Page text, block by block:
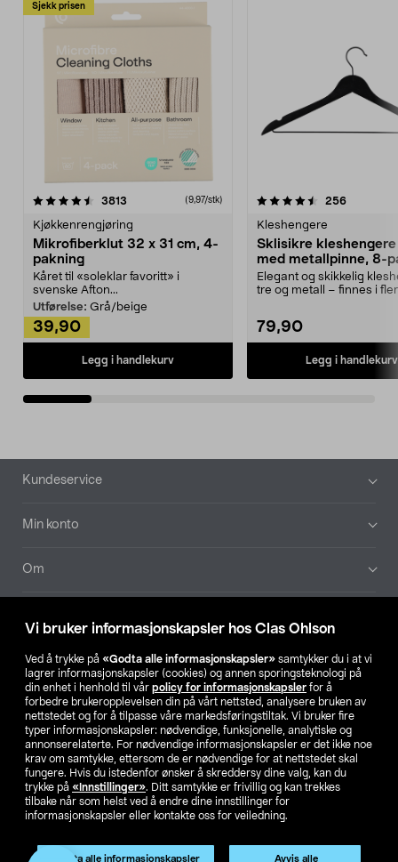
Vi bruker informasjonskapsler hos Clas Ohlson
Ved å trykke på «Godta alle informasjonskapsler» samtykker du i at vi
lagrer informasjonskapsler (cookies) og annen sporingsteknologi på
din enhet i henhold til vår policy for informasjonskapsler for å
forbedre brukeropplevelsen din på vårt nettsted, analysere bruken av
nettstedet og for å tilpasse våre markedsføringstiltak. Vi bruker fire
typer informasjonskapsler: nødvendige, funksjonelle, analytiske og
annonserelaterte. For nødvendige informasjonskapsler er det ikke noe
krav om samtykke, ettersom de er nødvendige for at nettstedet skal
fungere. Hvis du istedenfor ønsker å skreddersy dine valg, kan du
trykke på «Innstillinger». Ditt samtykke er frivillig og kan trekkes
tilbake når som helst ved å endre dine innstillinger for
informasjonskapsler eller kontakte oss for veiledning.
Godta alle informasjonskapsler Avvis alle
Sjekk prisen
3813 anmeldelser(9,97/stk)
Kjøkkenrengjøring
Mikrofiberklut 32 x 31 cm, 4-
pakning
Kåret til «soleklar favoritt» i
svenske Afton...
Utførelse: Grå/beige
39,90
Legg i handlekurv
4.5av 5 stjerner 256
Kleshengere
Sklisikre
med metallpinne, 8-
Elegant og skikkelig
tre og metall – finnes i
79,90
Legg i handlekurv
4.5av 5 stjerner
Bunntekst
Kundeservice
Min konto
Om
Våre selskaper
Finn din butikk
SE NO FI